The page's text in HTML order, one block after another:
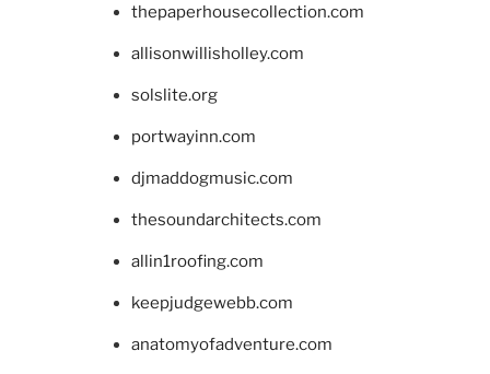
thepaperhousecollection.com
allisonwillisholley.com
solslite.org
portwayinn.com
djmaddogmusic.com
thesoundarchitects.com
allin1roofing.com
keepjudgewebb.com
anatomyofadventure.com